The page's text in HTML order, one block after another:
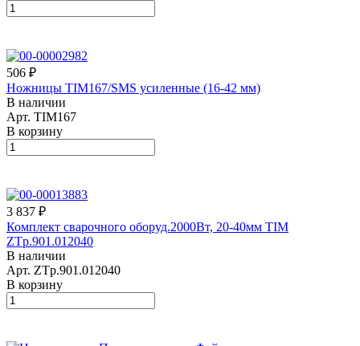
506 ₽
Ножницы TIM167/SMS усиленные (16-42 мм)
В наличии
Арт. TIM167
В корзину
3 837 ₽
Комплект сварочного оборуд.2000Вт, 20-40мм TIM
ZTp.901.012040
В наличии
Арт. ZTp.901.012040
В корзину